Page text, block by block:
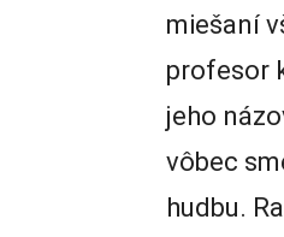
miešaní
profesor
jeho
vôbec
hudbu.